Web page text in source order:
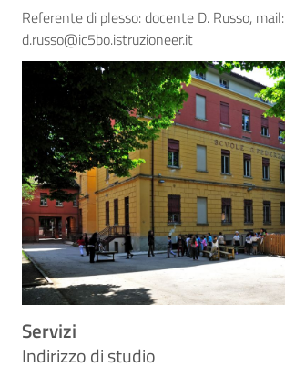
Referente di plesso: docente D. Russo, mail:
d.russo@ic5bo.istruzioneer.it
Servizi
Indirizzo di studio